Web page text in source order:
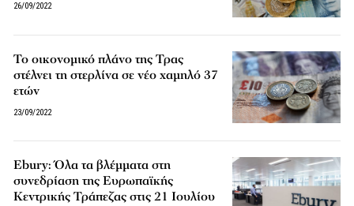
26/09/2022
Το οικονομικό πλάνο της Τρας
στέλνει τη στερλίνα σε νέο χαμηλό 37
ετών
23/09/2022
Εbury: Όλα τα βλέμματα στη
συνεδρίαση της Ευρωπαϊκής
Κεντρικής Τράπεζας στις 21 Ιουλίου